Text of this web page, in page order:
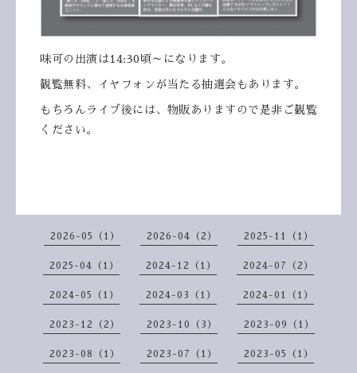
味可の出演は14:30頃～になります。
観覧無料、イヤフォンが当たる抽選会もあります。
もちろんライブ後には、物販ありますので是非ご観覧
ください。
2026-05（1） 2026-04（2） 2025-11（1）
2025-04（1） 2024-12（1） 2024-07（2）
2024-05（1） 2024-03（1） 2024-01（1）
2023-12（2） 2023-10（3） 2023-09（1）
2023-08（1） 2023-07（1） 2023-05（1）